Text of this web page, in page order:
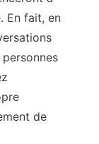
En fait, en
de